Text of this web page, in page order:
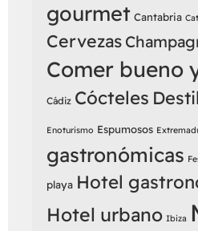
gourmet Cantabria
Cervezas
Comer bueno
Cádiz Cócteles
Enoturismo Espumosos
gastronómicas
playa Hotel
Hotel urbano Ibiza